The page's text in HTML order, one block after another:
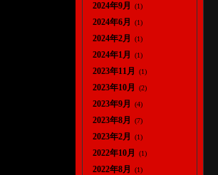
2024年9月 (1)
2024年6月 (1)
2024年2月 (1)
2024年1月 (1)
2023年11月 (1)
2023年10月 (2)
2023年9月 (4)
2023年8月 (7)
2023年2月 (1)
2022年10月 (1)
2022年8月 (1)